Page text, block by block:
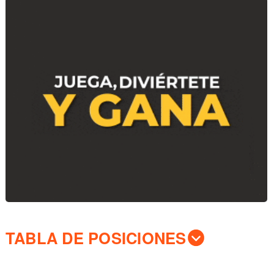
TABLA DE POSICIONES